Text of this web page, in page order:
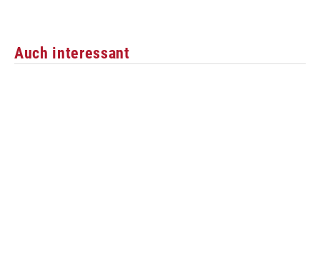
Auch interessant